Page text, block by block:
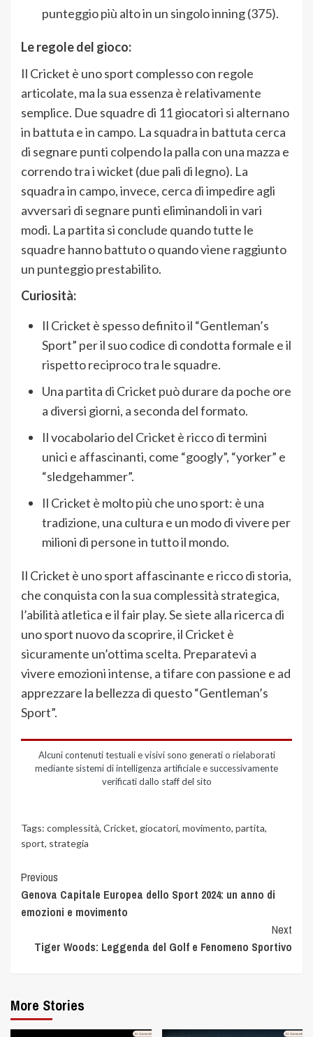
punteggio più alto in un singolo inning (375).
Le regole del gioco:
Il Cricket è uno sport complesso con regole
articolate, ma la sua essenza è relativamente
semplice. Due squadre di 11 giocatori si alternano
in battuta e in campo. La squadra in battuta cerca
di segnare punti colpendo la palla con una mazza e
correndo tra i wicket (due pali di legno). La
squadra in campo, invece, cerca di impedire agli
avversari di segnare punti eliminandoli in vari
modi. La partita si conclude quando tutte le
squadre hanno battuto o quando viene raggiunto
un punteggio prestabilito.
Curiosità:
Il Cricket è spesso definito il “Gentleman’s
Sport” per il suo codice di condotta formale e il
rispetto reciproco tra le squadre.
Una partita di Cricket può durare da poche ore
a diversi giorni, a seconda del formato.
Il vocabolario del Cricket è ricco di termini
unici e affascinanti, come “googly”, “yorker” e
“sledgehammer”.
Il Cricket è molto più che uno sport: è una
tradizione, una cultura e un modo di vivere per
milioni di persone in tutto il mondo.
Il Cricket è uno sport affascinante e ricco di storia,
che conquista con la sua complessità strategica,
l’abilità atletica e il fair play. Se siete alla ricerca di
uno sport nuovo da scoprire, il Cricket è
sicuramente un’ottima scelta. Preparatevi a
vivere emozioni intense, a tifare con passione e ad
apprezzare la bellezza di questo “Gentleman’s
Sport”.
Alcuni contenuti testuali e visivi sono generati o rielaborati
mediante sistemi di intelligenza artificiale e successivamente
verificati dallo staff del sito
Tags: complessità, Cricket, giocatori, movimento, partita,
sport, strategia
Previous
Genova Capitale Europea dello Sport 2024: un anno di
emozioni e movimento
Next
Tiger Woods: Leggenda del Golf e Fenomeno Sportivo
More Stories